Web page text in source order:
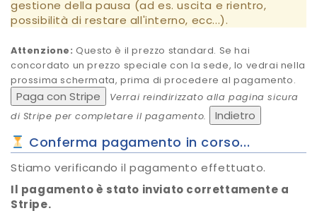
gestione della pausa (ad es. uscita e rientro,
possibilità di restare all'interno, ecc...).
Attenzione: Questo è il prezzo standard. Se hai
concordato un prezzo speciale con la sede, lo vedrai nella
prossima schermata, prima di procedere al pagamento.
Paga con Stripe
Verrai reindirizzato alla pagina sicura
di Stripe per completare il pagamento.
Indietro
Conferma pagamento in corso...
Stiamo verificando il pagamento effettuato.
Il pagamento è stato inviato correttamente a
Stripe.